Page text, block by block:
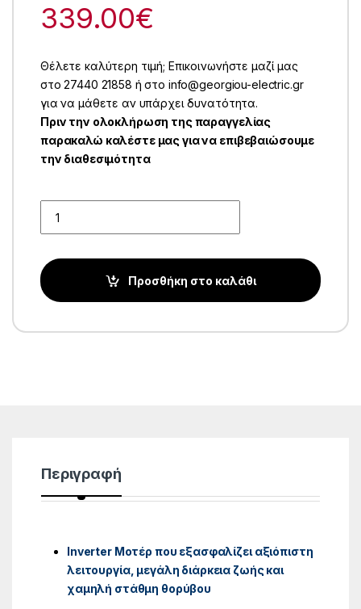
339.00€
Θέλετε καλύτερη τιμή; Επικοινωνήστε μαζί μας
στο 27440 21858 ή στο info@georgiou-electric.gr
για να μάθετε αν υπάρχει δυνατότητα.
Πριν την ολοκλήρωση της παραγγελίας
παρακαλώ καλέστε μας για να επιβεβαιώσουμε
την διαθεσιμότητα
Προσθήκη στο καλάθι
Περιγραφή
Inverter Μοτέρ που εξασφαλίζει αξιόπιστη
λειτουργία, μεγάλη διάρκεια ζωής και
χαμηλή στάθμη θορύβου